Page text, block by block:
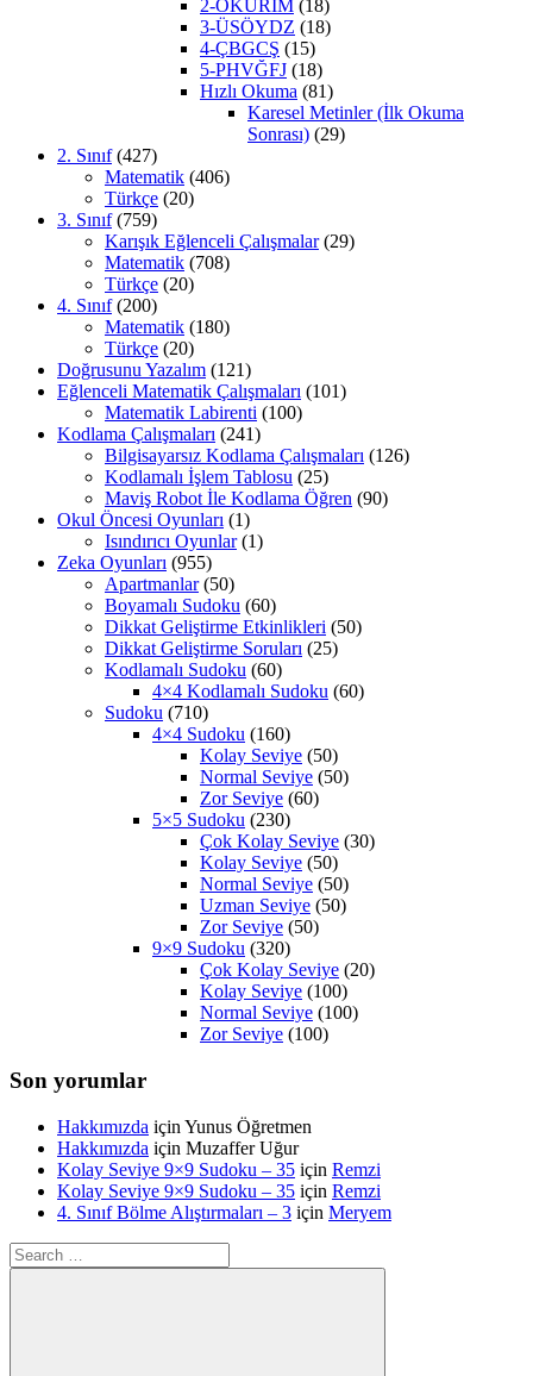
2-OKURIM (18)
3-ÜSÖYDZ (18)
4-ÇBGCŞ (15)
5-PHVĞFJ (18)
Hızlı Okuma (81)
Karesel Metinler (İlk Okuma
Sonrası) (29)
2. Sınıf(427)
Matematik (406)
Türkçe (20)
3. Sınıf(759)
Karışık Eğlenceli Çalışmalar(29)
Matematik (708)
Türkçe (20)
4. Sınıf(200)
Matematik (180)
Türkçe (20)
Doğrusunu Yazalım (121)
Eğlenceli Matematik Çalışmaları (101)
Matematik Labirenti (100)
Kodlama Çalışmaları (241)
Bilgisayarsız Kodlama Çalışmaları (126)
Kodlamalı İşlem Tablosu (25)
Maviş Robot İle Kodlama Öğren (90)
Okul Öncesi Oyunları (1)
Isındırıcı Oyunlar(1)
Zeka Oyunları (955)
Apartmanlar(50)
Boyamalı Sudoku (60)
Dikkat Geliştirme Etkinlikleri (50)
Dikkat Geliştirme Soruları (25)
Kodlamalı Sudoku (60)
4×4 Kodlamalı Sudoku (60)
Sudoku (710)
4×4 Sudoku (160)
Kolay Seviye (50)
Normal Seviye (50)
Zor Seviye (60)
5×5 Sudoku (230)
Çok Kolay Seviye (30)
Kolay Seviye (50)
Normal Seviye (50)
Uzman Seviye (50)
Zor Seviye (50)
9×9 Sudoku (320)
Çok Kolay Seviye (20)
Kolay Seviye (100)
Normal Seviye (100)
Zor Seviye (100)
Son yorumlar
Hakkımızda için Yunus Öğretmen
Hakkımızda için Muzaffer Uğur
Kolay Seviye 9×9 Sudoku – 35 için Remzi
Kolay Seviye 9×9 Sudoku – 35 için Remzi
4. Sınıf Bölme Alıştırmaları – 3 için Meryem
Search
for: